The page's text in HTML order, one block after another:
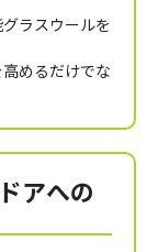
ラスウールを
めるだけでな
アへの